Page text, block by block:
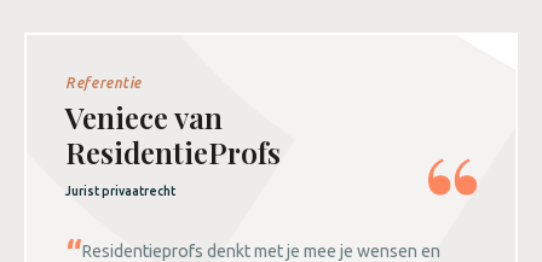
Referentie
Veniece van
ResidentieProfs
Jurist privaatrecht
Residentieprofs denkt met je mee je wensen en